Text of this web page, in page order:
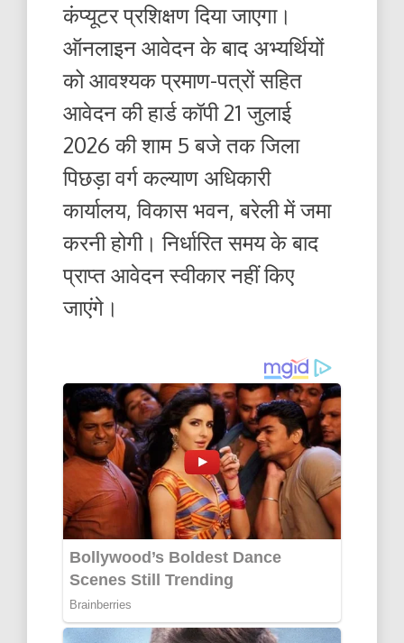
कंप्यूटर प्रशिक्षण दिया जाएगा।
ऑनलाइन आवेदन के बाद अभ्यर्थियों
को आवश्यक प्रमाण-पत्रों सहित
आवेदन की हार्ड कॉपी 21 जुलाई
2026 की शाम 5 बजे तक जिला
पिछड़ा वर्ग कल्याण अधिकारी
कार्यालय, विकास भवन, बरेली में जमा
करनी होगी। निर्धारित समय के बाद
प्राप्त आवेदन स्वीकार नहीं किए
जाएंगे।